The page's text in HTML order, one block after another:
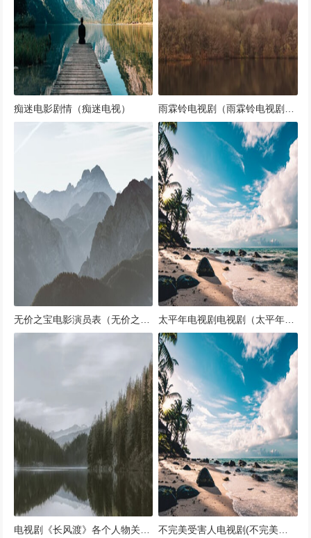
痴迷电影剧情（痴迷电视）
电视剧《长风渡》各个人物关系性格解析 不完美受害人电视剧(不完美受害人电视剧在线观看第一集视频)